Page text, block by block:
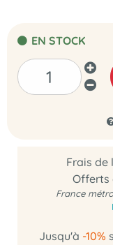
EN STOCK
Frais
Offerts
France
Jusqu'à -10%